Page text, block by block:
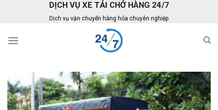
DỊCH VỤ XE TẢI CHỞ HÀNG 24/7
Dịch vụ vận chuyển hàng hóa chuyên nghiệp